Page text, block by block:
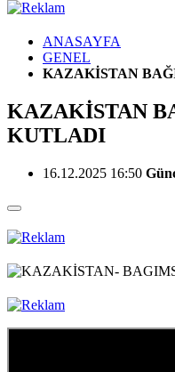
ANASAYFA
GENEL
KAZAKİSTAN
KAZAKİSTAN
KUTLADI
16.12.2025 16:50